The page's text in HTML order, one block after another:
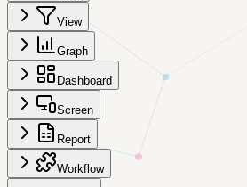
View
Graph
Dashboard
Screen
Report
Workflow